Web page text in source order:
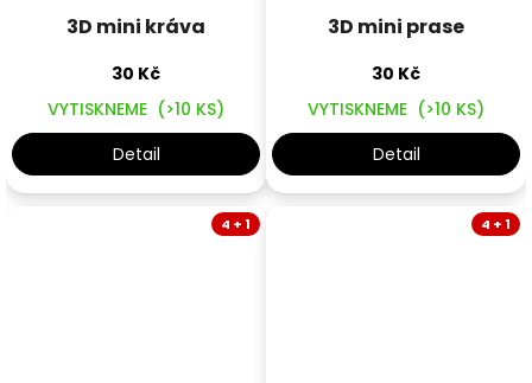
3D mini kráva
30 Kč
VYTISKNEME (>10 KS)
Detail
3D mini prase
30 Kč
VYTISKNEME (>10 KS)
Detail
4 + 1 4 + 1